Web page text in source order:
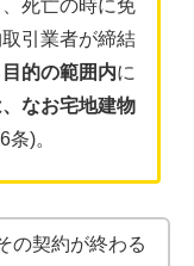
死亡の時に免
引業者が締結
目的の範囲内に
なお宅地建物
条)。
の契約が終わる